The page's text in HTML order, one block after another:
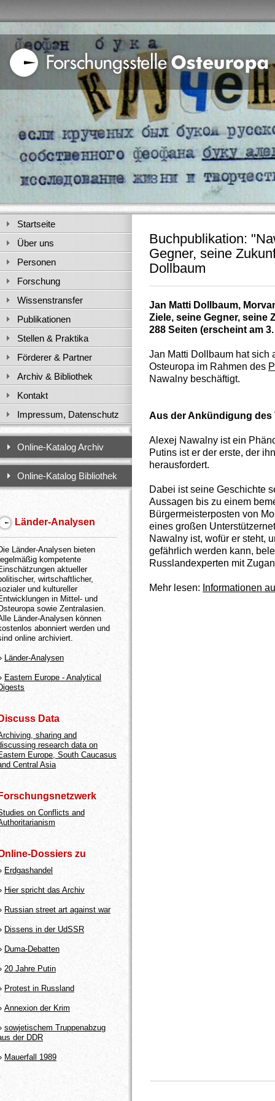
Buchpublikation:
Gegner, seine
Dollbaum
Jan Matti Dollbaum,
Ziele, seine Gegner, seine
288 Seiten (erscheint am
Jan Matti Dollbaum hat sich
Osteuropa im Rahmen des
Nawalny beschäftigt.
Aus der Ankündigung des
Alexej Nawalny ist ein
Putins ist er der erste, der
herausfordert.
Dabei ist seine Geschichte
Aussagen bis zu einem
Bürgermeisterposten von
eines großen
Nawalny ist, wofür er steht,
gefährlich werden kann,
Russlandexperten mit
Mehr lesen: Informationen
Startseite
Über uns
Personen
Forschung
Wissenstransfer
Publikationen
Stellen & Praktika
Förderer & Partner
Archiv & Bibliothek
Kontakt
Impressum, Datenschutz
Online-Katalog Archiv
Online-Katalog Bibliothek
Länder-Analysen
Länder-Analysen bieten
kompetente
aktueller
wirtschaftlicher,
und kultureller
in Mittel- und
sowie Zentralasien.
Länder-Analysen können
abonniert werden und
online archiviert.
Länder-Analysen
Eastern Europe - Analytical
Data
sharing and
research data on
Europe, South Caucasus
Central Asia
on Conflicts and
Dossiers zu
Erdgashandel
Hier spricht das Archiv
Russian street art against war
Dissens in der UdSSR
Duma-Debatten
20 Jahre Putin
Protest in Russland
Annexion der Krim
sowjetischem Truppenabzug
der DDR
Mauerfall 1989